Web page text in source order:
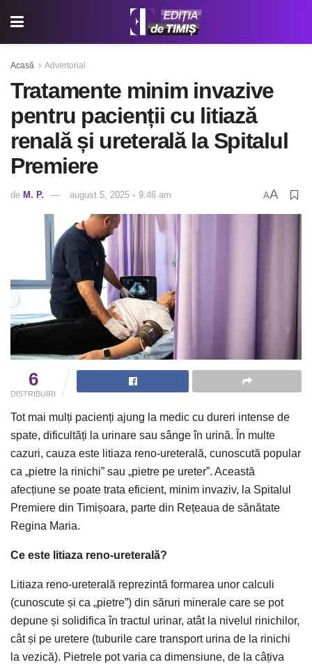
Acasă Advertorial
Tratamente minim invazive
pentru pacienții cu litiază
renală și ureterală la Spitalul
Premiere
de M. P. august 5, 2025 ◦ 9:46 am AA
6
DISTRIBUIRI
Tot mai mulți pacienți ajung la medic cu dureri intense de
spate, dificultăți la urinare sau sânge în urină. În multe
cazuri, cauza este litiaza reno-ureterală, cunoscută popular
ca „pietre la rinichi” sau „pietre pe ureter”. Această
afecțiune se poate trata eficient, minim invaziv, la Spitalul
Premiere din Timișoara, parte din Rețeaua de sănătate
Regina Maria.
Ce este litiaza reno-ureterală?
Litiaza reno-ureterală reprezintă formarea unor calculi
(cunoscute și ca „pietre”) din săruri minerale care se pot
depune și solidifica în tractul urinar, atât la nivelul rinichilor,
cât și pe uretere (tuburile care transport urina de la rinichi
la vezică). Pietrele pot varia ca dimensiune, de la câțiva